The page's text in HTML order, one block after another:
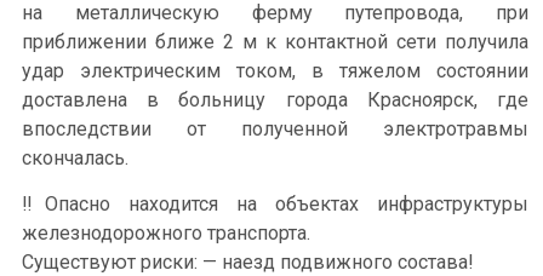
на металлическую ферму путепровода, при
приближении ближе 2 м к контактной сети получила
удар электрическим током, в тяжелом состоянии
доставлена в больницу города Красноярск, где
впоследствии от полученной электротравмы
скончалась.
‼Опасно находится на объектах инфраструктуры
железнодорожного транспорта.
Существуют риски: — наезд подвижного состава!